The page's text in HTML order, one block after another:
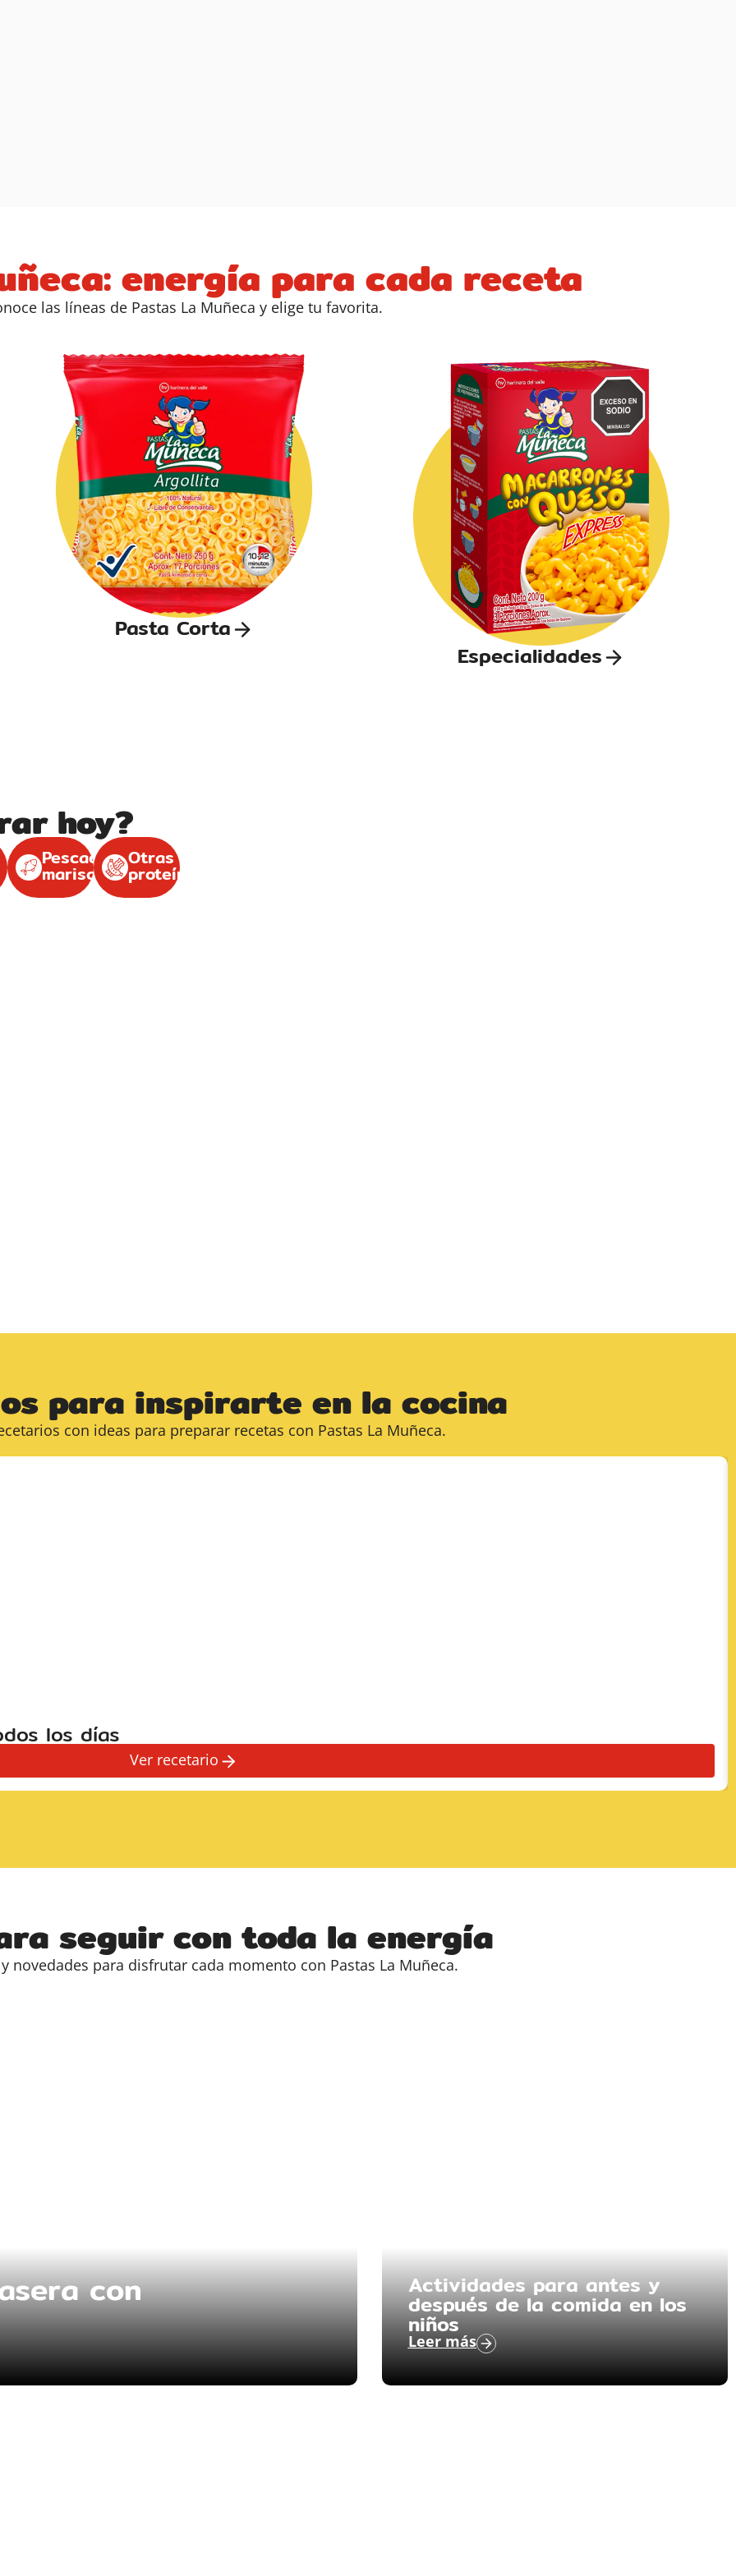
energía para cada receta
las líneas de Pastas La Muñeca y elige tu favorita.
Pasta Corta
Especialidades
hoy?
Pescados
mariscos
Otras
proteínas
para inspirarte en la cocina
con ideas para preparar recetas con Pastas La Muñeca.
los días
Ver recetario
seguir con toda la energía
novedades para disfrutar cada momento con Pastas La Muñeca.
con Actividades para antes y
después de la comida en los
niños
Leer más